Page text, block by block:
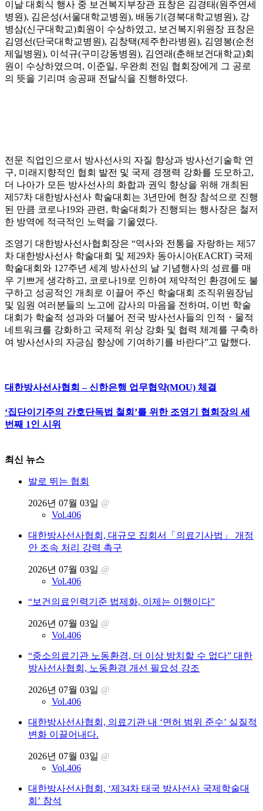
이날 대회식 행사 중 보건복지부장관 표창은 김경태(원주연세
병원), 김은성(서울대학교병원), 배동기(경북대학교병원), 강
병삼(신구대학교)회원이 수상하였고, 보건복지위원장 표창은
김영선(단국대학교병원), 김창택(제주한라병원), 김영봉(순천
제일병원), 이석규(구미강동병원), 김연래(춘해보건대학교)회
원이 수상하였으며, 이준일, 우완희 전임 협회장에게 그 공로
의 뜻을 기리며 송공패 전달식을 진행하였다.
전문 직업인으로서 방사선사의 자질 향상과 방사선기술학 연
구, 미래지향적인 협회 발전 및 국제 경쟁력 강화를 도모하고,
더 나아가 모든 방사선사의 화합과 권익 향상을 위해 개최된
제57차 대한방사선사 학술대회는 3년만에 현장 참석으로 진행
된 만큼 코로나19와 관련, 학술대회가 진행되는 행사장은 철저
한 방역에 적극적인 노력을 기울였다.
조영기 대한방사선사협회장은 “역사와 전통을 자랑하는 제57
차 대한방사선사 학술대회 및 제29차 동아시아(EACRT) 국제
학술대회와 127주년 세계 방사선의 날 기념행사의 성료를 매
우 기쁘게 생각하고, 코로나19로 인하여 제약적인 환경에도 불
구하고 성공적인 개최로 이끌어 주신 학술대회 조직위원장님
및 임원 여러분들의 노고에 감사의 마음을 전하며, 이번 학술
대회가 학술적 성과와 더불어 전국 방사선사들의 인적・물적
네트워크를 강화하고 국제적 위상 강화 및 협력 체계를 구축하
여 방사선사의 자긍심 향상에 기여하기를 바란다”고 말했다.
대한방사선사협회 – 신한은행 업무협약(MOU) 체결
‘집단이기주의 간호단독법 철회’를 위한 조영기 협회장의 세
번째 1인 시위
최신 뉴스
발로 뛰는 협회
2026년 07월 03일 @
Vol.406
대한방사선사협회, 대규모 집회서「의료기사법」 개정
안 조속 처리 강력 촉구
2026년 07월 03일 @
Vol.406
“보건의료인력기준 법제화, 이제는 이행이다”
2026년 07월 03일 @
Vol.406
“중소의료기관 노동환경, 더 이상 방치할 수 없다” 대한
방사선사협회, 노동환경 개선 필요성 강조
2026년 07월 03일 @
Vol.406
대한방사선사협회, 의료기관 내 ‘면허 범위 준수’ 실질적
변화 이끌어내다.
2026년 07월 03일 @
Vol.406
대한방사선사협회, ‘제34차 태국 방사선사 국제학술대
회’ 참석